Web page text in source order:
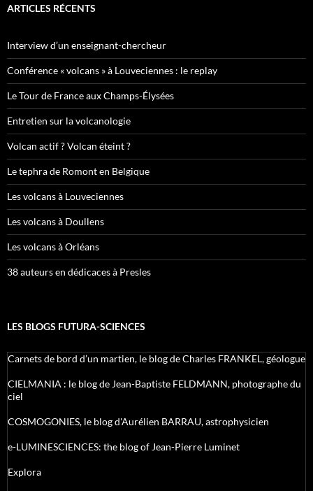
ARTICLES RÉCENTS
Interview d’un enseignant-chercheur
Conférence « volcans » à Louveciennes : le replay
Le Tour de France aux Champs-Élysées
Entretien sur la volcanologie
Volcan actif ? Volcan éteint ?
Le tephra de Romont en Belgique
Les volcans à Louveciennes
Les volcans à Doullens
Les volcans à Orléans
38 auteurs en dédicaces à Presles
LES BLOGS FUTURA-SCIENCES
Carnets de bord d’un martien, le blog de Charles FRANKEL, géologue
CIELMANIA : le blog de Jean-Baptiste FELDMANN, photographe du
ciel
COSMOGONIES, le blog d'Aurélien BARRAU, astrophysicien
e-LUMINESCIENCES: the blog of Jean-Pierre Luminet
Explora